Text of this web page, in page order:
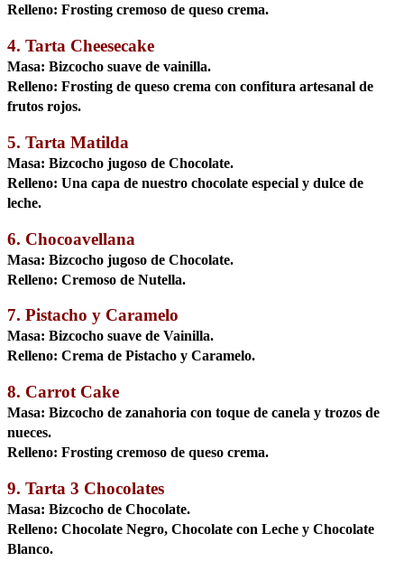
Relleno: Frosting cremoso de queso crema.
4. Tarta Cheesecake
Masa: Bizcocho suave de vainilla.
Relleno: Frosting de queso crema con confitura artesanal de
frutos rojos.
5. Tarta Matilda
Masa: Bizcocho jugoso de Chocolate.
Relleno: Una capa de nuestro chocolate especial y dulce de
leche.
6. Chocoavellana
Masa: Bizcocho jugoso de Chocolate.
Relleno: Cremoso de Nutella.
7. Pistacho y Caramelo
Masa: Bizcocho suave de Vainilla.
Relleno: Crema de Pistacho y Caramelo.
8. Carrot Cake
Masa: Bizcocho de zanahoria con toque de canela y trozos de
nueces.
Relleno: Frosting cremoso de queso crema.
9. Tarta 3 Chocolates
Masa: Bizcocho de Chocolate.
Relleno: Chocolate Negro, Chocolate con Leche y Chocolate
Blanco.